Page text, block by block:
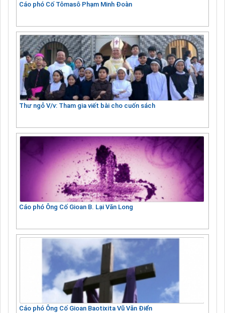
Cáo phó Cố Tômasô Phạm Minh Đoàn
Thư ngỏ V/v: Tham gia viết bài cho cuốn sách
Cáo phó Ông Cố Gioan B. Lại Văn Long
Cáo phó Ông Cố Gioan Baotixita Vũ Văn Điển